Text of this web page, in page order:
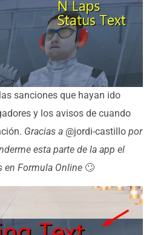
sanciones que hayan ido
y los avisos de cuando
Gracias a @jordi-castillo por
esta parte de la app el
en Formula Online 🙄